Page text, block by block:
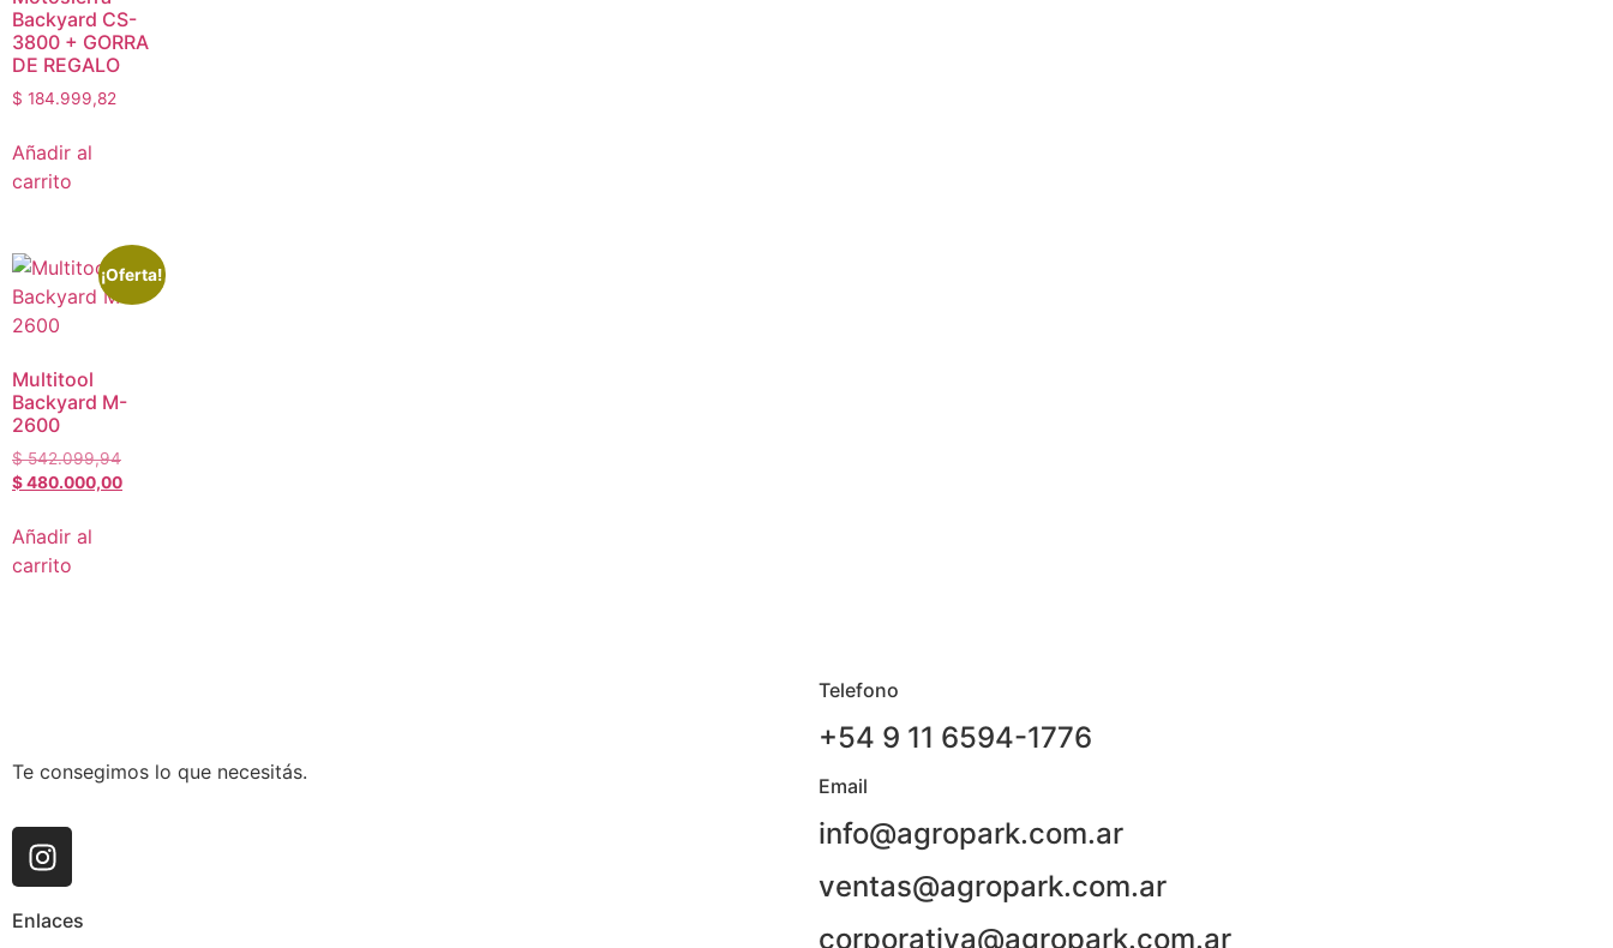
Backyard CS-
3800 + GORRA
DE REGALO
$ 184.999,82
Añadir al
carrito
¡Oferta!
Multitool
Backyard M-
2600
$542.099,94
$480.000,00
Añadir al
carrito
Te consegimos lo que necesitás.
Enlaces
Telefono
+54 9 11 6594-1776
Email
info@agropark.com.ar
ventas@agropark.com.ar
corporativa@agropark.com.ar